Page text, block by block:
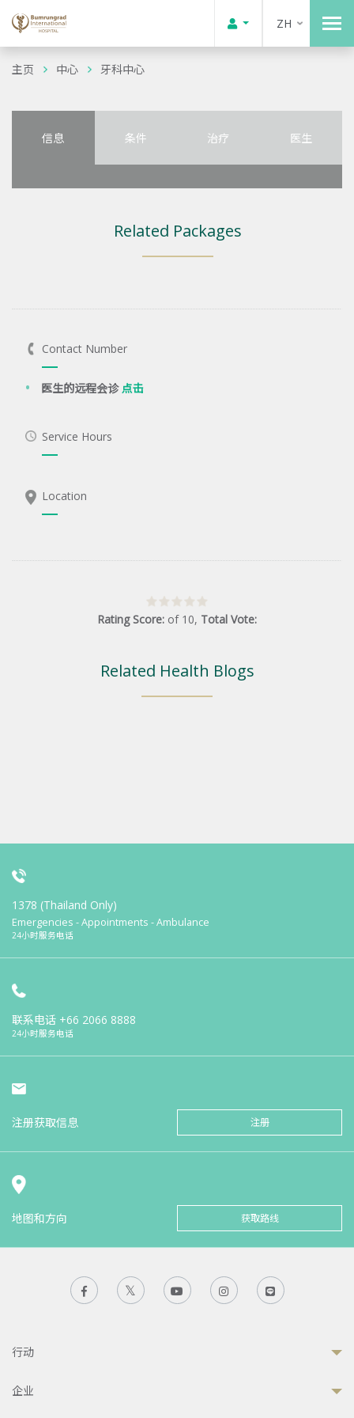
ZH
主页 中心 牙科中心
信息 条件 治疗 医生
Related Packages
Contact Number
医生的远程会诊点击
Service Hours
Location
Rating Score: of 10, Total Vote:
Related Health Blogs
1378 (Thailand Only)
Emergencies - Appointments - Ambulance
24小时服务电话
联系电话 +66 2066 8888
24小时服务电话
注册获取信息 注册
地图和方向 获取路线
行动
企业